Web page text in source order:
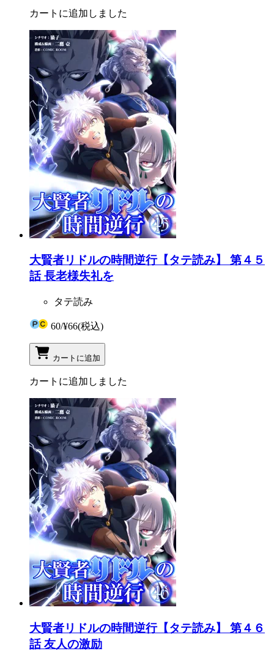
カートに追加しました
大賢者リドルの時間逆行【タテ読み】 第４５
話 長老様失礼を
タテ読み
60/¥66(税込)
カートに追加
カートに追加しました
大賢者リドルの時間逆行【タテ読み】 第４６
話 友人の激励